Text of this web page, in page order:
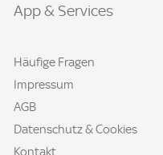
App & Services
Häufige Fragen
Impressum
AGB
Datenschutz & Cookies
Kontakt